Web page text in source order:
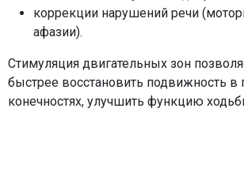
коррекции нарушений речи
афазии).
Стимуляция двигательных зон
быстрее восстановить подвижность в
конечностях, улучшить функцию